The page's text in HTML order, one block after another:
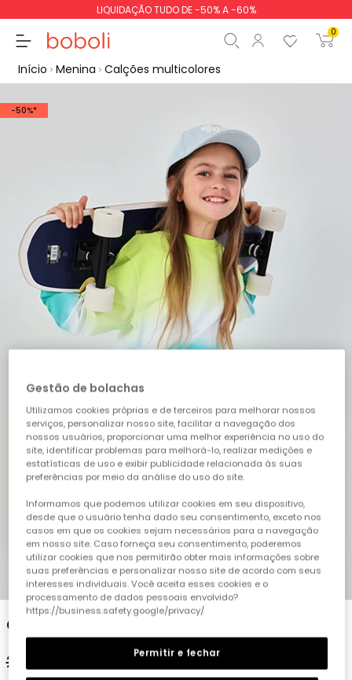
LIQUIDAÇÃO TUDO DE -50% A -60%
0
Continua Iniciar ordem
Início Menina Calções multicolores
-50%*
2 3 4 5
Calções multicolores
22,95 €
Gestão de bolachas
Utilizamos cookies próprias e de terceiros para melhorar nossos
serviços, personalizar nosso site, facilitar a navegação dos
nossos usuários, proporcionar uma melhor experiência no uso do
site, identificar problemas para melhorá-lo, realizar medições e
estatísticas de uso e exibir publicidade relacionada às suas
preferências por meio da análise do uso do site.
Informamos que podemos utilizar cookies em seu dispositivo,
desde que o usuário tenha dado seu consentimento, exceto nos
casos em que os cookies sejam necessários para a navegação
em nosso site. Caso forneça seu consentimento, poderemos
utilizar cookies que nos permitirão obter mais informações sobre
suas preferências e personalizar nosso site de acordo com seus
interesses individuais. Você aceita esses cookies e o
processamento de dados pessoais envolvido?
https://business.safety.google/privacy/
Permitir e fechar